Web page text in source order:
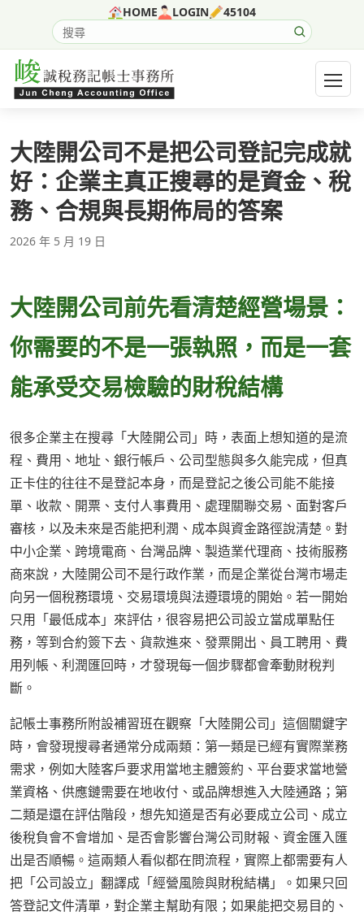
HOME LOGIN 45104
搜尋網站內容
開啟
大陸開公司不是把公司登記完成就
好：企業主真正搜尋的是資金、稅
務、合規與長期佈局的答案
2026 年 5 月 19 日
大陸開公司前先看清楚經營場景：
你需要的不是一張執照，而是一套
能承受交易檢驗的財稅結構
很多企業主在搜尋「大陸開公司」時，表面上想知道的是流
程、費用、地址、銀行帳戶、公司型態與多久能完成，但真
正卡住的往往不是登記本身，而是登記之後公司能不能接
單、收款、開票、支付人事費用、處理關聯交易、面對客戶
審核，以及未來是否能把利潤、成本與資金路徑說清楚。對
中小企業、跨境電商、台灣品牌、製造業代理商、技術服務
商來說，大陸開公司不是行政作業，而是企業從台灣市場走
向另一個稅務環境、交易環境與法遵環境的開始。若一開始
只用「最低成本」來評估，很容易把公司設立當成單點任
務，等到合約簽下去、貨款進來、發票開出、員工聘用、費
用列帳、利潤匯回時，才發現每一個步驟都會牽動財稅判
斷。
記帳士事務所附設補習班在觀察「大陸開公司」這個關鍵字
時，會發現搜尋者通常分成兩類：第一類是已經有實際業務
需求，例如大陸客戶要求用當地主體簽約、平台要求當地營
業資格、供應鏈需要在地收付、或品牌想進入大陸通路；第
二類是還在評估階段，想先知道是否有必要成立公司、成立
後稅負會不會增加、是否會影響台灣公司財報、資金匯入匯
出是否順暢。這兩類人看似都在問流程，實際上都需要有人
把「公司設立」翻譯成「經營風險與財稅結構」。如果只回
答登記文件清單，對企業主幫助有限；如果能把交易目的、